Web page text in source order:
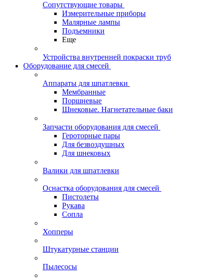
Сопутствующие товары
Измерительные приборы
Малярные лампы
Подъемники
Еще
Устройства внутренней покраски труб
Оборудование для смесей
Аппараты для шпатлевки
Мембранные
Поршневые
Шнековые. Нагнетательные баки
Запчасти оборудования для смесей
Героторные пары
Для безвоздушных
Для шнековых
Валики для шпатлевки
Оснастка оборудования для смесей
Пистолеты
Рукава
Сопла
Хопперы
Штукатурные станции
Пылесосы